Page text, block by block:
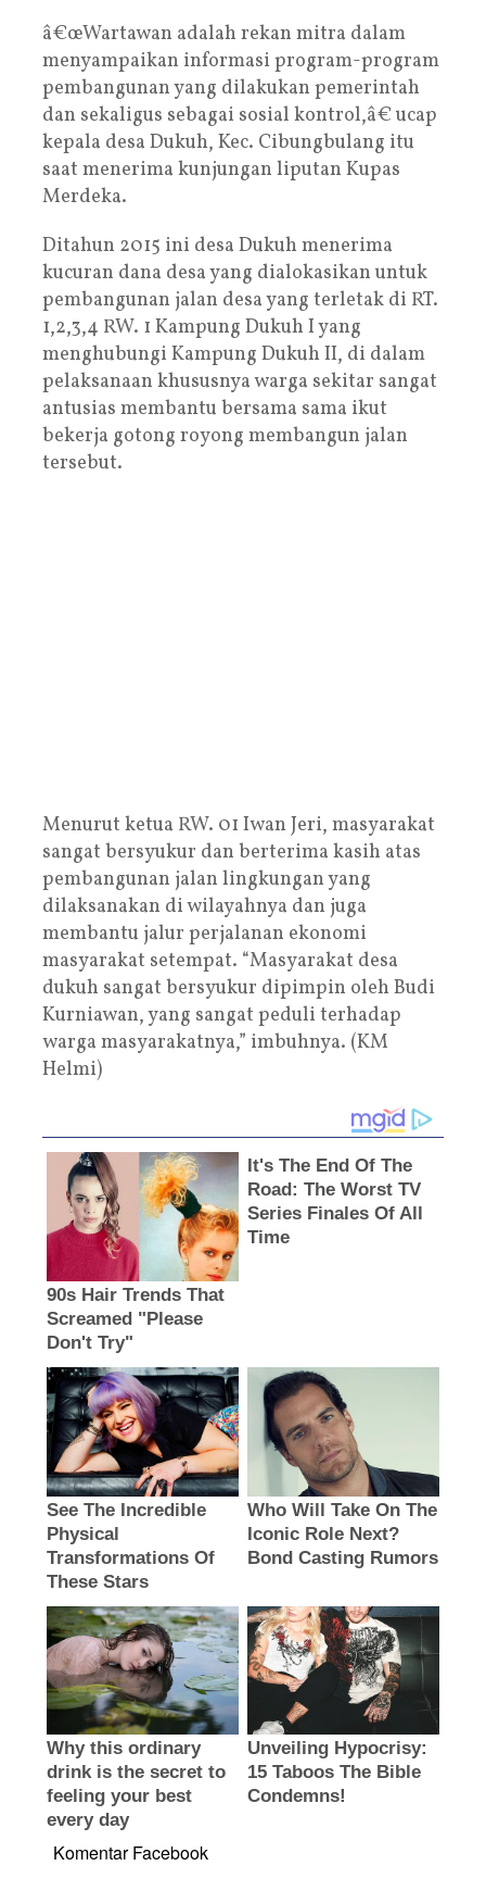
â€œWartawan adalah rekan mitra dalam
menyampaikan informasi program-program
pembangunan yang dilakukan pemerintah
dan sekaligus sebagai sosial kontrol,â€ ucap
kepala desa Dukuh, Kec. Cibungbulang itu
saat menerima kunjungan liputan Kupas
Merdeka.
Ditahun 2015 ini desa Dukuh menerima
kucuran dana desa yang dialokasikan untuk
pembangunan jalan desa yang terletak di RT.
1,2,3,4 RW. 1 Kampung Dukuh I yang
menghubungi Kampung Dukuh II, di dalam
pelaksanaan khususnya warga sekitar sangat
antusias membantu bersama sama ikut
bekerja gotong royong membangun jalan
tersebut.
Menurut ketua RW. 01 Iwan Jeri, masyarakat
sangat bersyukur dan berterima kasih atas
pembangunan jalan lingkungan yang
dilaksanakan di wilayahnya dan juga
membantu jalur perjalanan ekonomi
masyarakat setempat. “Masyarakat desa
dukuh sangat bersyukur dipimpin oleh Budi
Kurniawan, yang sangat peduli terhadap
warga masyarakatnya,” imbuhnya. (KM
Helmi)
Komentar Facebook